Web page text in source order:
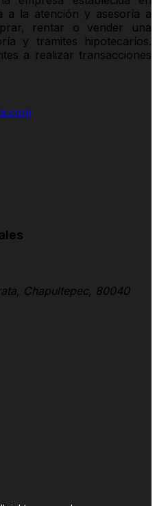
a la atención y asesoría a
rentar o vender una
y tramites hipotecaríos.
a realizar transacciones
Chapultepec, 80040